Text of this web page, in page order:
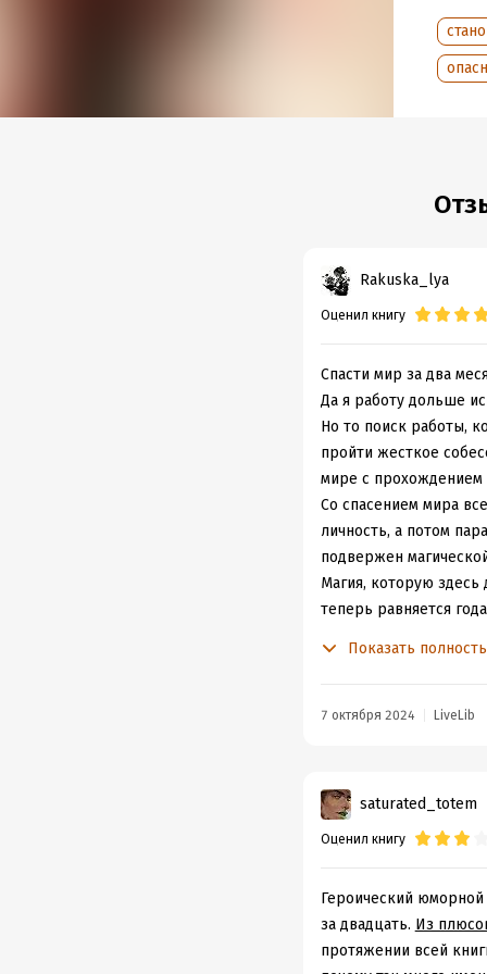
Дата
Год
Rakuska_lya
Оценил книгу
Спасти мир за два
Да я работу дольше
Но то поиск работы,
пройти жесткое
мире с прохождением
Со спасением мира
личность, а потом
подвержен
Магия, которую здесь
теперь равняется
финансовую яму. Как
апокалипсиса,
И потому, нужно
если успел заучить,
Но, как однажды
означает, что не
А значит, пора
Показать
7 октября 2024 LiveLib
saturated_totem
Оценил книгу
Героический
за двадцать. Из
протяжении всей